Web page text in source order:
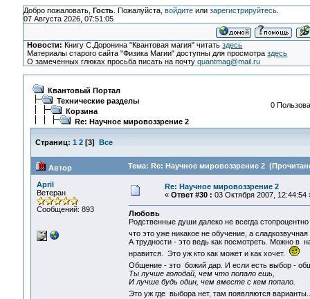
Добро пожаловать, Гость. Пожалуйста, войдитеили зарегистрируйтесь.
07 Августа 2026, 07:51:05
Новости: Книгу С.Доронина "Квантовая магия" читатьздесь
Материалы старого сайта "Физика Магии" доступны для просмотраздесь
О замеченных глюках просьба писать на почтуquantmag@mail.ru
Квантовый Портал
Технические разделы
Корзина
Re: Научное мировоззрение 2
0
Страниц: 1 2[3] Все
Автор Тема: Re: Научное мировоззрение 2
April
Ветеран
Сообщений: 893
Re: Научное мировоззрение 2
« Ответ #30 : 03 Октября 2007, 12:44:54
Любовь
Родственные души далеко не всегда
что это уже никакое не обучение, а
А трудности - это ведь как посмотреть. Можно в
нравится. Это уж кто как может и как хочет.
Общение - это божий дар. И если есть выбор -
Ты лучше голодай, чем что попало ешь,
И лучше будь один, чем вместе с кем попало.
Это уж где выбора нет, там появляются